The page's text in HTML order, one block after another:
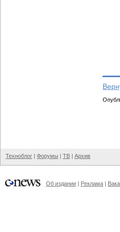
Техноблог | Форумы | ТВ | Архив
Об издании | Реклама |